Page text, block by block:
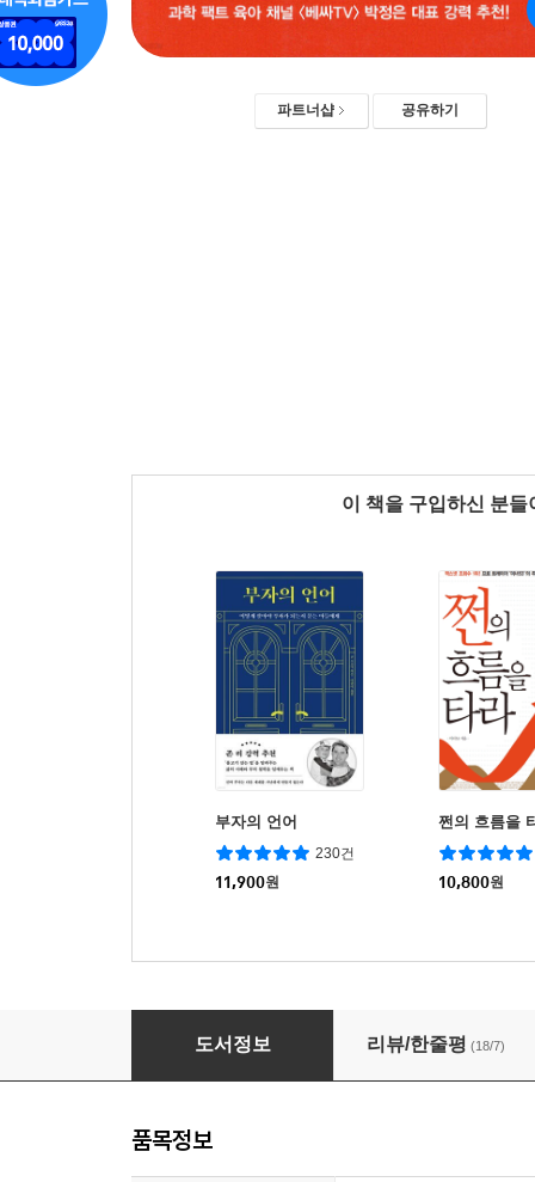
파트너샵 공유하기
이 책을 구입하신 분
부자의 언어
230건
11,900원
쩐의 흐름을
10,800원
부모의 말, 아이의 뇌
도서정보 리뷰/한줄평 (18/7)
품목정보